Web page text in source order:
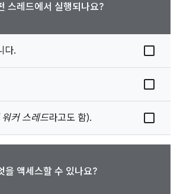
스레드에서 실행되나요?
다.
워커 스레드라고도 함).
을 액세스할 수 있나요?